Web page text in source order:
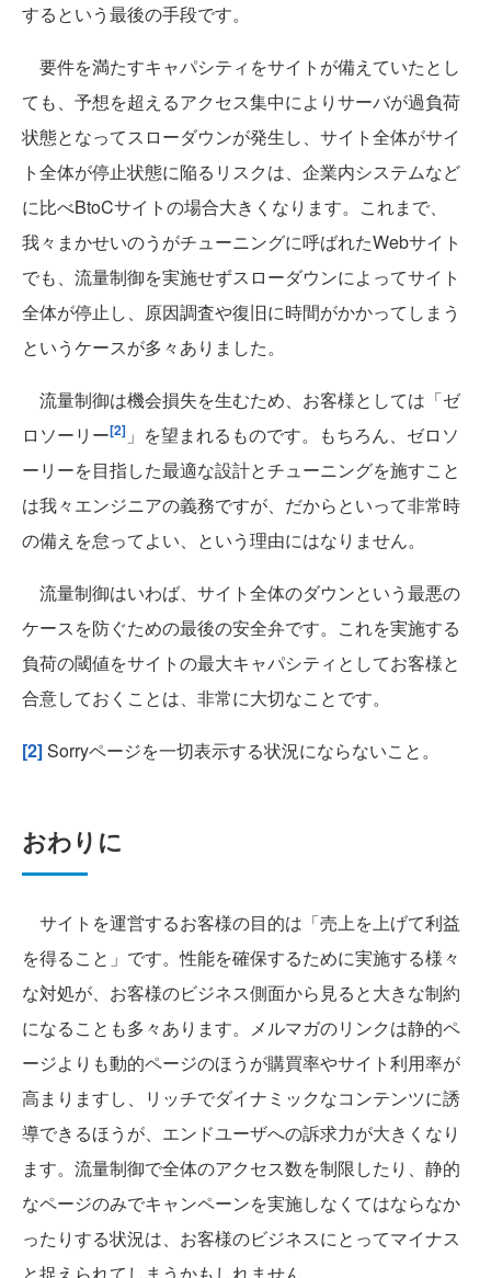
するという最後の手段です。
要件を満たすキャパシティをサイトが備えていたとし
ても、予想を超えるアクセス集中によりサーバが過負荷
状態となってスローダウンが発生し、サイト全体がサイ
ト全体が停止状態に陥るリスクは、企業内システムなど
に比べBtoCサイトの場合大きくなります。これまで、
我々まかせいのうがチューニングに呼ばれたWebサイト
でも、流量制御を実施せずスローダウンによってサイト
全体が停止し、原因調査や復旧に時間がかかってしまう
というケースが多々ありました。
流量制御は機会損失を生むため、お客様としては「ゼ
ロソーリー[2] 」を望まれるものです。もちろん、ゼロソ
ーリーを目指した最適な設計とチューニングを施すこと
は我々エンジニアの義務ですが、だからといって非常時
の備えを怠ってよい、という理由にはなりません。
流量制御はいわば、サイト全体のダウンという最悪の
ケースを防ぐための最後の安全弁です。これを実施する
負荷の閾値をサイトの最大キャパシティとしてお客様と
合意しておくことは、非常に大切なことです。
[2]Sorryページを一切表示する状況にならないこと。
おわりに
サイトを運営するお客様の目的は「売上を上げて利益
を得ること」です。性能を確保するために実施する様々
な対処が、お客様のビジネス側面から見ると大きな制約
になることも多々あります。メルマガのリンクは静的ペ
ージよりも動的ページのほうが購買率やサイト利用率が
高まりますし、リッチでダイナミックなコンテンツに誘
導できるほうが、エンドユーザへの訴求力が大きくなり
ます。流量制御で全体のアクセス数を制限したり、静的
なページのみでキャンペーンを実施しなくてはならなか
ったりする状況は、お客様のビジネスにとってマイナス